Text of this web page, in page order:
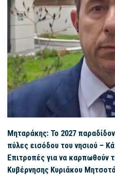
Μηταράκης: Το 2027
πύλες εισόδου του νησιού –
Επιτροπές για να καρπωθούν
Κυβέρνησης Κυριάκου